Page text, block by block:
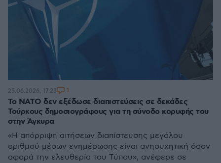
Το ΝΑΤΟ δεν εξέδωσε διαπιστεύσεις σε δεκάδες
Τούρκους δημοσιογράφους για τη σύνοδο κορυφής του
στην Άγκυρα
«Η απόρριψη αιτήσεων διαπίστευσης μεγάλου
αριθμού μέσων ενημέρωσης είναι ανησυχητική όσον
αφορά την ελευθερία του Τύπου», ανέφερε σε
25.06.2026, 17:23 1